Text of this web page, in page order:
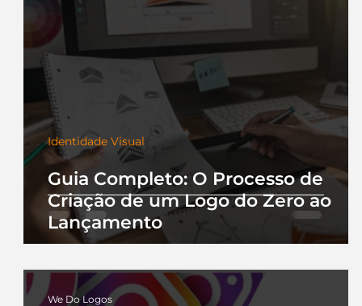
Guia Completo: O Processo de
Criação de um Logo do Zero ao
Lançamento
Identidade Visual
We Do Logos